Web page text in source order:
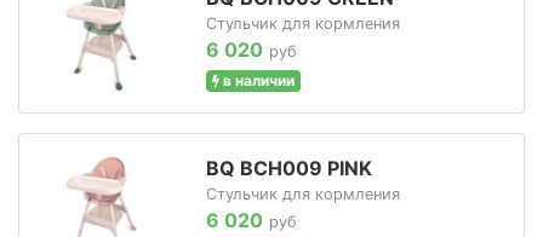
Стульчик для кормления
6 020 руб
в наличии
BQ BCH009 PINK
Стульчик для кормления
6 020 руб